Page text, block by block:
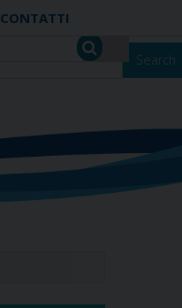
CONTATTI
Search